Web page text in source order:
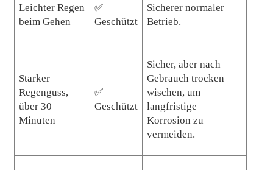
Leichter Regen
beim Gehen
✅
Geschützt
Sicherer normaler
Betrieb.
Starker
Regenguss,
über 30
Minuten
✅
Geschützt
Sicher, aber nach
Gebrauch trocken
wischen, um
langfristige
Korrosion zu
vermeiden.